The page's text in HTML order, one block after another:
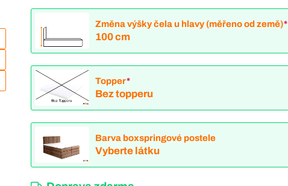
Změna výšky čela u hlavy (měřeno od země)*
100 cm
Topper*
Bez topperu
Barva boxspringové postele
Vyberte látku